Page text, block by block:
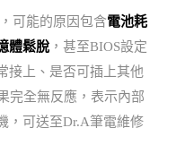
可能的原因包含電池耗
體鬆脫 ，甚至BIOS設定
接上、是否可插上其他
完全無反應，表示內部
，可送至Dr.A筆電維修